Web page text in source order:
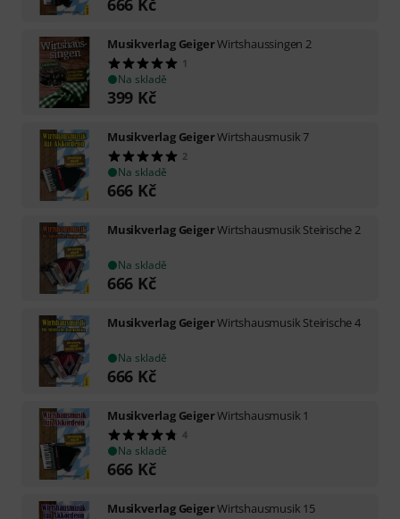
Musikverlag GeigerWirtshaussingen 2
1
Na skladě
399 Kč
Musikverlag GeigerWirtshausmusik 7
2
Na skladě
666 Kč
Musikverlag GeigerWirtshausmusik Steirische 2
Na skladě
666 Kč
Musikverlag GeigerWirtshausmusik Steirische 4
Na skladě
666 Kč
Musikverlag GeigerWirtshausmusik 1
4
Na skladě
666 Kč
Musikverlag GeigerWirtshausmusik 15